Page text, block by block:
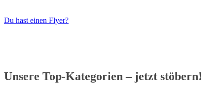
Du hast einen Flyer?
Unsere Top-Kategorien – jetzt stöbern!